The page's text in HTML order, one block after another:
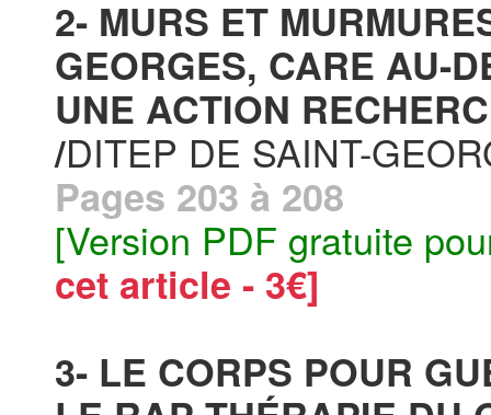
2- MURS ET
GEORGES, CARE AU-
UNE ACTION
/DITEP DE SAINT-
Pages 203 à 208
[Version PDF gratuite
cet article - 3€]
3- LE CORPS POUR